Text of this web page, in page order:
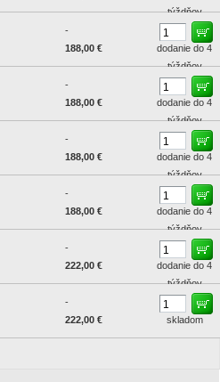
týždňov
-
188,00 €
dodanie do 4
týždňov
-
188,00 €
dodanie do 4
týždňov
-
188,00 €
dodanie do 4
týždňov
-
188,00 €
dodanie do 4
týždňov
-
222,00 €
dodanie do 4
týždňov
-
222,00 €
skladom